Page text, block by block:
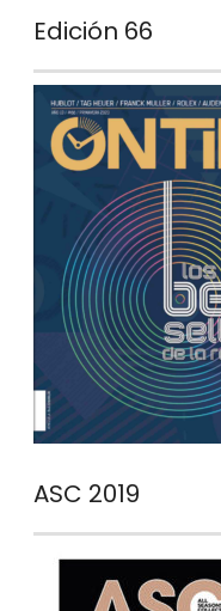
Edición 66
ASC 2019